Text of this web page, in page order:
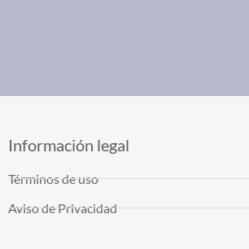
Información legal
Términos de uso
Aviso de Privacidad